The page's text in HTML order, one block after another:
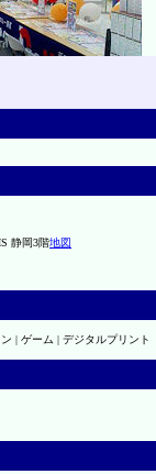
静岡3階地図
| ゲーム | デジタルプリント